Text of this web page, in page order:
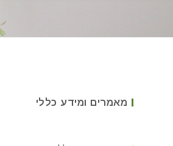
מאמרים ומידע כללי